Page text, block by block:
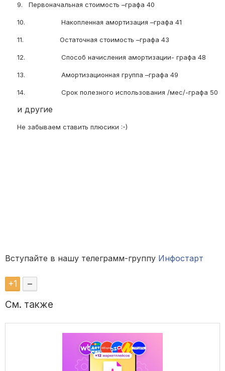
9. Первоначальная стоимость –графа 40
10. Накопленная амортизация –графа 41
11. Остаточная стоимость –графа 43
12. Способ начисления амортизации- графа 48
13. Амортизационная группа –графа 49
14. Срок полезного использования /мес/-графа 50
и другие
Не забываем ставить плюсики :-)
Вступайте в нашу телеграмм-группу Инфостарт
+1 –
См. также